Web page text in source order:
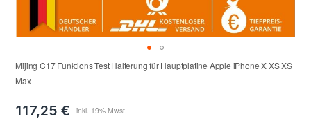
Mijing C17 Funktions Test Halterung für Hauptplatine Apple iPhone X XS XS
Max
117,25 €